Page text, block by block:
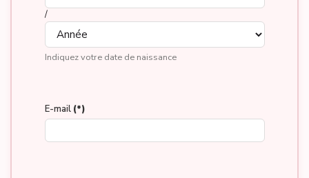
/
Indiquez votre date de naissance
E-mail (*)